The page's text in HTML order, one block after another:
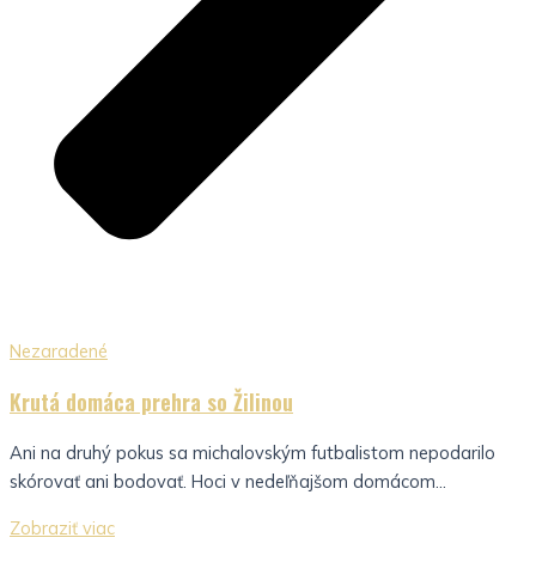
Nezaradené
Krutá domáca prehra so Žilinou
Ani na druhý pokus sa michalovským futbalistom nepodarilo
skórovať ani bodovať. Hoci v nedeľňajšom domácom...
Zobraziť viac